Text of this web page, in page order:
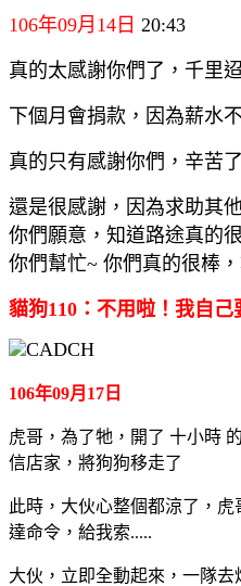
106年09月14日 20:43
真的太感謝你們了，千里
下個月會捐款，因為薪水
真的只有感謝你們，辛苦了
還是很感謝，因為求助其
你們願意，知道路途真的
你們幫忙~ 你們真的很棒
貓狗110：不用啦！我自己
106年09月17日
虎哥，為了牠，開了 十小時
信店家，將狗狗移走了
此時，大伙心整個都涼了，
達命令，給我索.....
大伙，立即全動起來，一隊